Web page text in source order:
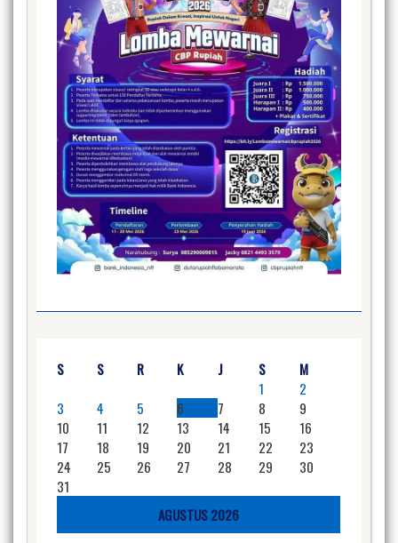
AGUSTUS 2026
S S R K J S
M
1
2
3
4 5 6 7 8
9
10
11 12 13 14 15
16
17
18 19 20 21 22
23
24
25 26 27 28 29
30
31